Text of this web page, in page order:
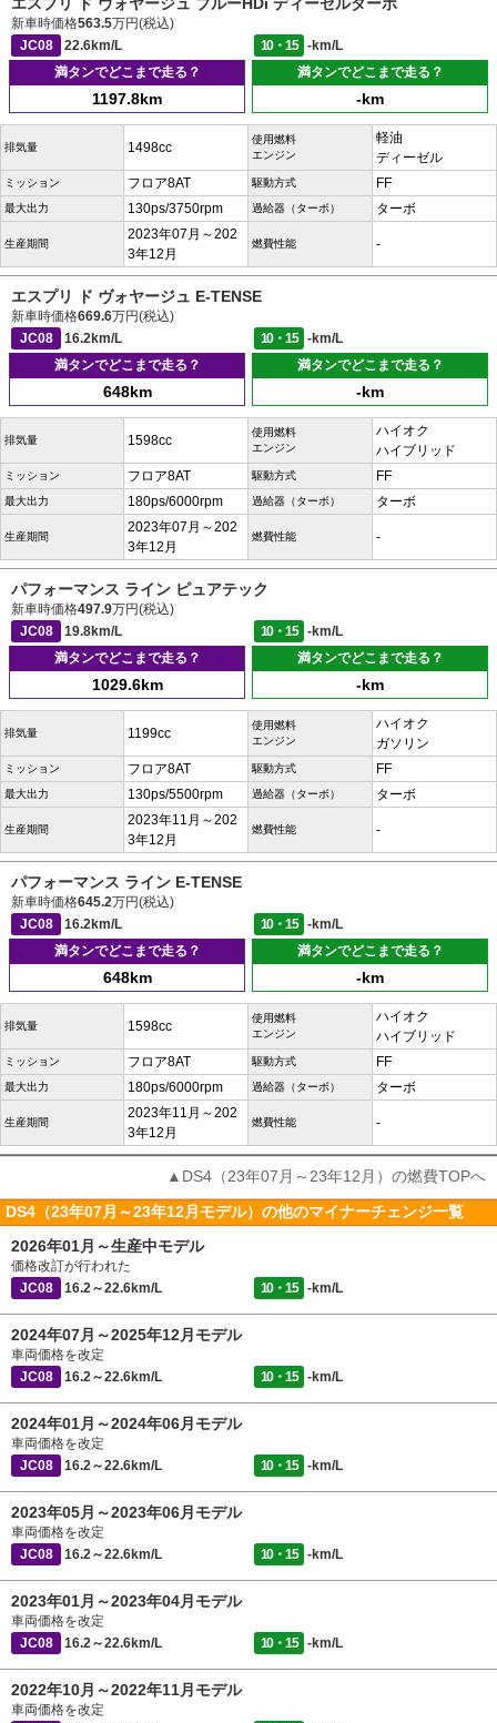
エスプリ ド ヴォヤージュ ブルーHDi ディーゼルターボ
新車時価格563.5万円(税込)
JC08
22.6km/L 10・15
-km/L
満タンでどこまで走る？
1197.8km
満タンでどこまで走る？
-km
排気量 1498cc
使用燃料
エンジン
軽油
ディーゼル
ミッション フロア8AT 駆動方式 FF
最大出力 130ps/3750rpm 過給器（ターボ） ターボ
生産期間
2023年07月～202
3年12月
燃費性能 -
エスプリ ド ヴォヤージュ E-TENSE
新車時価格669.6万円(税込)
JC08
16.2km/L 10・15
-km/L
満タンでどこまで走る？
648km
満タンでどこまで走る？
-km
排気量 1598cc
使用燃料
エンジン
ハイオク
ハイブリッド
ミッション フロア8AT 駆動方式 FF
最大出力 180ps/6000rpm 過給器（ターボ） ターボ
生産期間
2023年07月～202
3年12月
燃費性能 -
パフォーマンス ライン ピュアテック
新車時価格497.9万円(税込)
JC08
19.8km/L 10・15
-km/L
満タンでどこまで走る？
1029.6km
満タンでどこまで走る？
-km
排気量 1199cc
使用燃料
エンジン
ハイオク
ガソリン
ミッション フロア8AT 駆動方式 FF
最大出力 130ps/5500rpm 過給器（ターボ） ターボ
生産期間
2023年11月～202
3年12月
燃費性能 -
パフォーマンス ライン E-TENSE
新車時価格645.2万円(税込)
JC08
16.2km/L 10・15
-km/L
満タンでどこまで走る？
648km
満タンでどこまで走る？
-km
排気量 1598cc
使用燃料
エンジン
ハイオク
ハイブリッド
ミッション フロア8AT 駆動方式 FF
最大出力 180ps/6000rpm 過給器（ターボ） ターボ
生産期間
2023年11月～202
3年12月
燃費性能 -
▲DS4（23年07月～23年12月）の燃費TOPへ
DS4（23年07月～23年12月モデル）の他のマイナーチェンジ一覧
2026年01月～生産中モデル
価格改訂が行われた
JC08
16.2～22.6km/L 10・15 -km/L
2024年07月～2025年12月モデル
車両価格を改定
JC08
16.2～22.6km/L 10・15 -km/L
2024年01月～2024年06月モデル
車両価格を改定
JC08
16.2～22.6km/L 10・15 -km/L
2023年05月～2023年06月モデル
車両価格を改定
JC08
16.2～22.6km/L 10・15 -km/L
2023年01月～2023年04月モデル
車両価格を改定
JC08
16.2～22.6km/L 10・15 -km/L
2022年10月～2022年11月モデル
車両価格を改定